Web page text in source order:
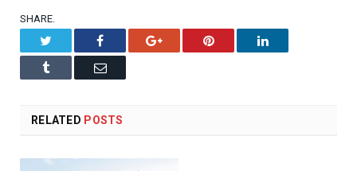
SHARE.
Facebook Google+ Pinterest LinkedIn
Tumblr Email
RELATED POSTS